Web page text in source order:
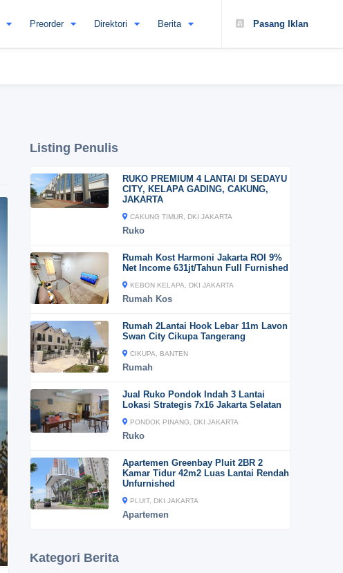
Pasang Iklan
Preorder Direktori Berita
Listing Penulis
RUKO PREMIUM 4 LANTAI DI SEDAYU
CITY, KELAPA GADING, CAKUNG,
JAKARTA
CAKUNG TIMUR, DKI JAKARTA
Ruko
Rumah Kost Harmoni Jakarta ROI 9%
Net Income 631jt/Tahun Full Furnished
KEBON KELAPA, DKI JAKARTA
Rumah Kos
Rumah 2Lantai Hook Lebar 11m Lavon
Swan City Cikupa Tangerang
CIKUPA, BANTEN
Rumah
Jual Ruko Pondok Indah 3 Lantai
Lokasi Strategis 7x16 Jakarta Selatan
PONDOK PINANG, DKI JAKARTA
Ruko
Apartemen Greenbay Pluit 2BR 2
Kamar Tidur 42m2 Luas Lantai Rendah
Unfurnished
PLUIT, DKI JAKARTA
Apartemen
Kategori Berita